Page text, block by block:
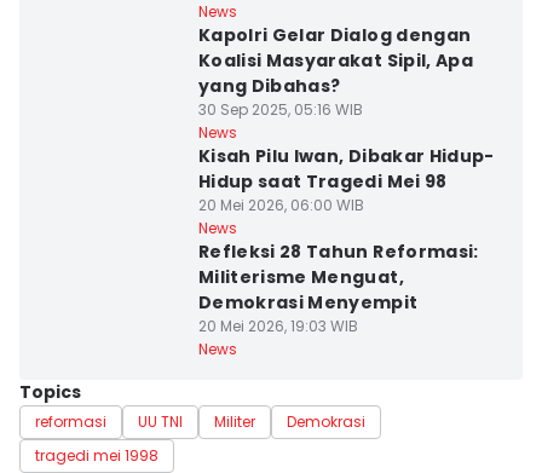
News
Kapolri Gelar Dialog dengan
Koalisi Masyarakat Sipil, Apa
yang Dibahas?
30 Sep 2025, 05:16 WIB
News
Kisah Pilu Iwan, Dibakar Hidup-
Hidup saat Tragedi Mei 98
20 Mei 2026, 06:00 WIB
News
Refleksi 28 Tahun Reformasi:
Militerisme Menguat,
Demokrasi Menyempit
20 Mei 2026, 19:03 WIB
News
Topics
reformasi UU TNI Militer
Demokrasi
tragedi mei 1998